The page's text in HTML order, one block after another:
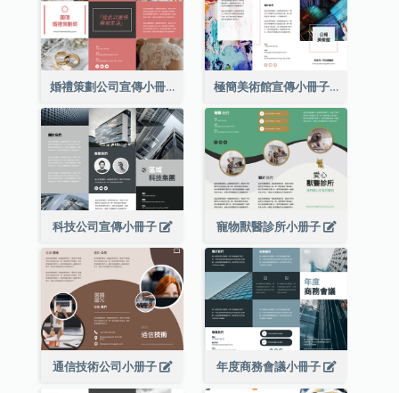
婚禮策劃公司宣傳小冊子 極簡美術館宣傳小冊子
科技公司宣傳小冊子 寵物獸醫診所小册子
通信技術公司小册子 年度商務會議小冊子